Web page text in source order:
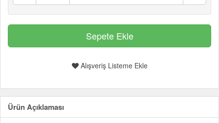
Alışveriş Listeme Ekle
Ürün Açıklaması